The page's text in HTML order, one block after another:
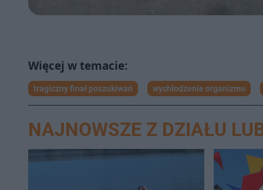
tragiczny finał poszukiwań wychłodzenie organizmu
NAJNOWSZE Z DZIAŁU